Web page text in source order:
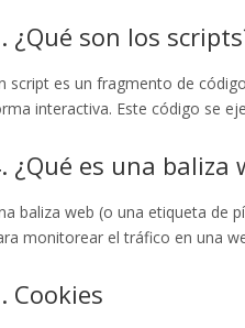
¿Qué son los
script es un fragmento de
interactiva. Este código se
¿Qué es una baliza
baliza web (o una etiqueta de
monitorear el tráfico en una
Cookies